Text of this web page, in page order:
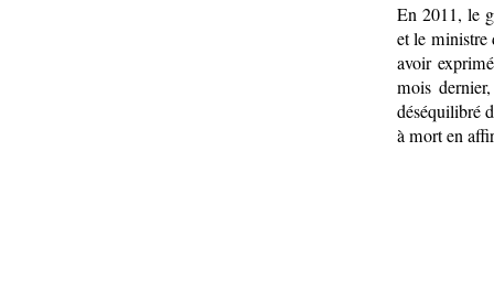
En 2011, le
et le ministre
avoir
mois
déséquilibré
à mort en